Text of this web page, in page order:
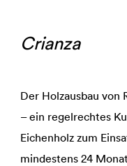
Crianza
Der Holzausbau von
– ein regelrechtes
Eichenholz zum
mindestens 24